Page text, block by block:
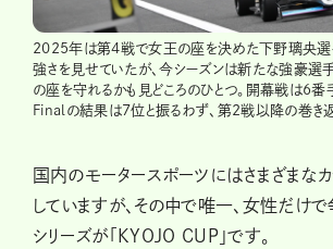
2025年は第4戦で女王の座を決めた下野璃央選
強さを見せていたが、今シーズンは新たな強豪選
の座を守れるかも見どころのひとつ。開幕戦は6番手
Finalの結果は7位と振るわず、第2戦以降の巻き
国内のモータースポーツにはさまざまな
していますが、その中で唯一、女性だけ
シリーズが「KYOJO CUP」です。